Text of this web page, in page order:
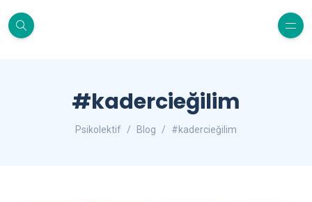
#kadercieğilim
Psikolektif Blog #kadercieğilim